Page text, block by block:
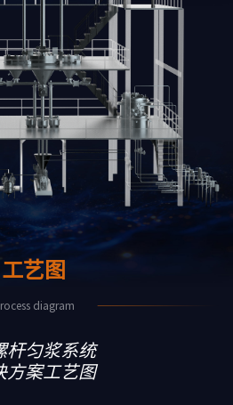
工艺图
diagram
杆匀浆系统
方案工艺图